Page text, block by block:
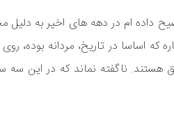
داده ام در دهه های اخیر به دلیل
اساسا در تاریخ، مردانه بوده،
ناگفته نماند که در این سه